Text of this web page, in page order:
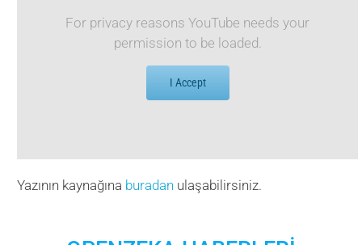
For privacy reasons YouTube needs your
permission to be loaded.
I Accept
Yazının kaynağına buradan ulaşabilirsiniz.